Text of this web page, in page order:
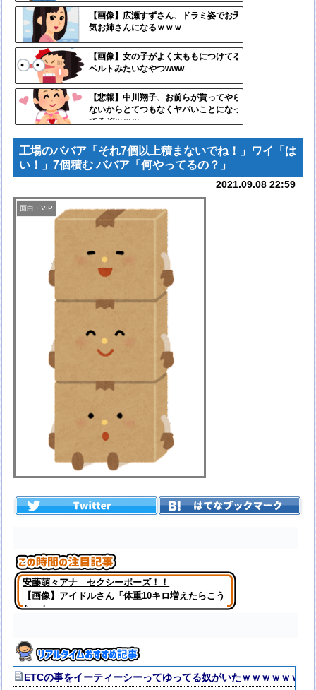
【画像】広瀬すずさん、ドラミ姿でお天
気お姉さんになるｗｗｗ
【画像】女の子がよく太ももにつけてる
ベルトみたいなやつwww
【悲報】中川翔子、お前らが貰ってやら
ないからとてつもなくヤバいことになっ
てるぞｗｗｗ
定リ
ンク
更新
ツー
工場のババア「それ7個以上積まないでね！」ワイ「は
い！」7個積む ババア「何やってるの？」
2021.09.08 22:59
面白・VIP
安藤萌々アナ セクシーポーズ！！
【画像】アイドルさん「体重10キロ増えたらこう
なった」
ETCの事をイーティーシーってゆってる奴がいたｗｗｗｗｗｗｗ